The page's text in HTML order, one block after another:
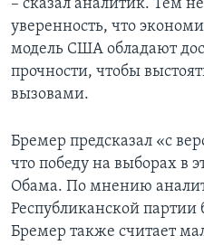
– сказал аналитик. Тем
уверенность, что
модель США обладают
прочности, чтобы
вызовами.
Бремер предсказал «с
что победу на выборах в
Обама. По мнению
Республиканской
Бремер также считает